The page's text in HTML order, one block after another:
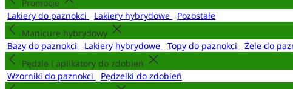
Promocje
Lakiery do paznokci
Lakiery hybrydowe
Pozostałe
Manicure hybrydowy
Bazy do paznokci
Lakiery hybrydowe Topy do paznokci Żele do
Pędzle i aplikatory do zdobień
Wzorniki do paznokci
Pędzelki do zdobień